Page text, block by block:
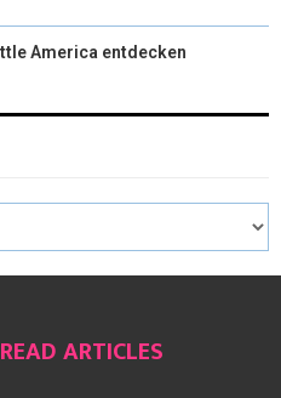
America entdecken
ARTICLES